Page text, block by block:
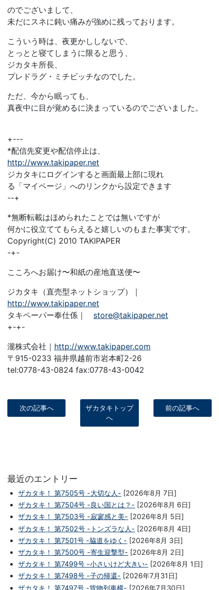
のでございまして、
未だにスネに鈍い痛みが強めに残っております。
こういう時は、夜更かししないで、
とっとと寝てしまうに限ると思う、
ジカタキ所長、
プレドラグ・ミチビッチなのでした。
ただ、今から眠っても、
真夜中に目が覚めるに決まっているのでございました。
+---
*配信先変更や配信停止は、
http://www.takipaper.net
ジカタキにログインすると画面最上部に現れ
る「マイページ」へのリンクから設定できます
--+
*無断転載はほめられたことでは無いですが
何かに役立ててもらえると嬉しいのもまた事実です。
Copyright(C) 2010 TAKIPAPER
-+-
こころへお届け〜和紙の産地直送便〜
ジカタキ（直売型ネットショップ）｜
http://www.takipaper.net
タキペーパー奉仕係｜ store@takipaper.net
+-+-
瀧株式会社｜ http://www.takipaper.com
〒915-0233 福井県越前市岩本町2-26
tel:0778-43-0824 fax:0778-43-0042
次の記事へ
ザカタキトップ
へ
前の記事へ
最近のエントリー
ザカタキ！ 第7505号 -大切な人- [2026年8月 7日]
ザカタキ！ 第7504号 -良い国とは？- [2026年8月 6日]
ザカタキ！ 第7503号 -寂寥感と美- [2026年8月 5日]
ザカタキ！ 第7502号 -トンズラな人- [2026年8月 4日]
ザカタキ！ 第7501号 -脇道をゆく- [2026年8月 3日]
ザカタキ！ 第7500号 -寄生迎撃型- [2026年8月 2日]
ザカタキ！ 第7499号 -小さいけど大きい- [2026年8月 1日]
ザカタキ！ 第7498号 -子の帰還- [2026年7月31日]
ザカタキ！ 第7497号 -貨物列車横- [2026年7月30日]